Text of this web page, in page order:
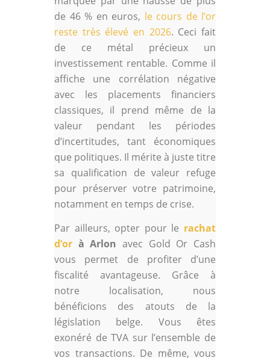
de 46 % en euros, le cours de l’or
reste très élevé en 2026. Ceci fait
de ce métal précieux un
investissement rentable. Comme il
affiche une corrélation négative
avec les placements financiers
classiques, il prend même de la
valeur pendant les périodes
d’incertitudes, tant économiques
que politiques. Il mérite à juste titre
sa qualification de valeur refuge
pour préserver votre patrimoine,
notamment en temps de crise.
Par ailleurs, opter pour le rachat
d’or à Arlon avec Gold Or Cash
vous permet de profiter d’une
fiscalité avantageuse. Grâce à
notre localisation, nous
bénéficions des atouts de la
législation belge. Vous êtes
exonéré de TVA sur l’ensemble de
vos transactions. De même, vous